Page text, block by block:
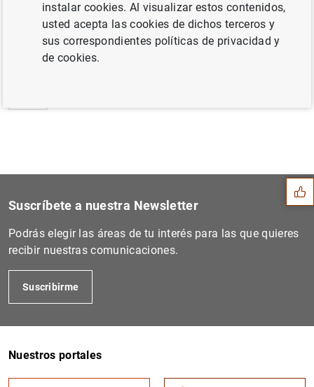
Siguiente
Balanza de pagos de la zona...
Sugerencias
Suscríbete a nuestra Newsletter
Podrás elegir las áreas de tu interés para las que quieres
recibir nuestras comunicaciones.
Suscribirme
Nuestros portales
instalar cookies. Al visualizar estos contenidos,
usted acepta las cookies de dichos terceros y
sus correspondientes políticas de privacidad y
de cookies.